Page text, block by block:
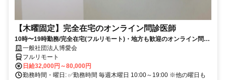
【木曜固定】完全在宅のオンライン問診医師
10時〜19時勤務/完全在宅(フルリモート)・地方も歓迎のオンライン問診
業務一般社団法人博愛会
フルリモート
日給32,000円～80,000円
勤務時間・曜日: ✅勤務時間 毎週木曜日 10:00～19:00 ※他の曜日も